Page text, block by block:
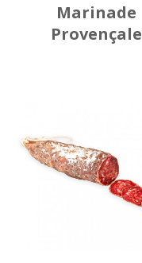
Marinade
Provençale